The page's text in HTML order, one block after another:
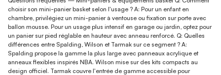
choisir son mini-panier basket selon l'usage ? A: Pour un enfant en
chambre, privilégiez un mini-panier à ventouse ou fixation sur porte avec
ballon mousse. Pour un usage plus intensif en garage ou jardin, optez pour
un panier sur pied réglable en hauteur avec anneau renforcé. Q: Quelles
différences entre Spalding, Wilson et Tarmak sur ce segment ? A:
Spalding propose la gamme la plus large avec panneaux acrylique et
anneaux flexibles inspirés NBA. Wilson mise sur des kits compacts au
design officiel. Tarmak couvre l'entrée de gamme accessible pour